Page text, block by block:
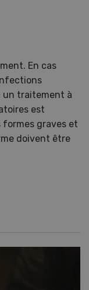
En cas
un traitement à
est
formes graves et
doivent être